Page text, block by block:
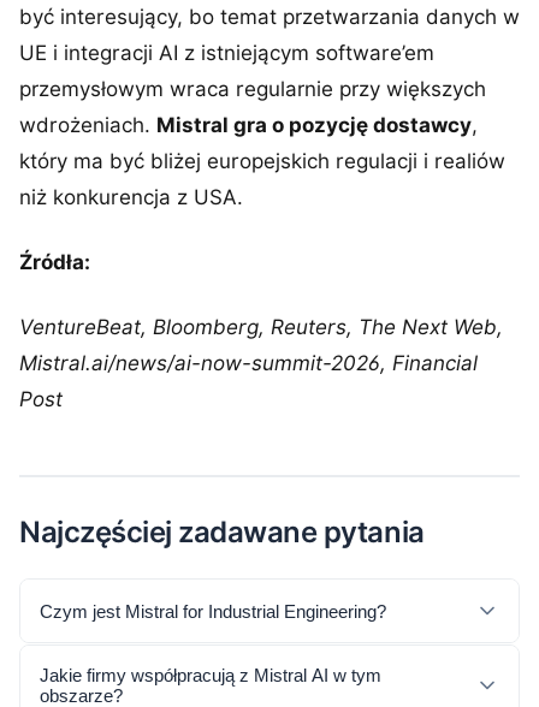
być interesujący, bo temat przetwarzania danych w
UE i integracji AI z istniejącym software’em
przemysłowym wraca regularnie przy większych
wdrożeniach. Mistral gra o pozycję dostawcy,
który ma być bliżej europejskich regulacji i realiów
niż konkurencja z USA.
Źródła:
VentureBeat, Bloomberg, Reuters, The Next Web,
Mistral.ai/news/ai-now-summit-2026, Financial
Post
Najczęściej zadawane pytania
Czym jest Mistral for Industrial Engineering?
Jakie firmy współpracują z Mistral AI w tym
obszarze?